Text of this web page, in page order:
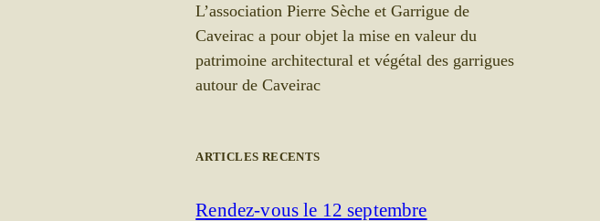
L’association Pierre Sèche et Garrigue de
Caveirac a pour objet la mise en valeur du
patrimoine architectural et végétal des garrigues
autour de Caveirac
ARTICLES RECENTS
Rendez-vous le 12 septembre